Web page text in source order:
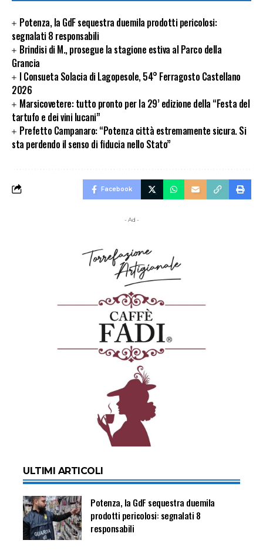
Potenza, la GdF sequestra duemila prodotti pericolosi:
segnalati 8 responsabili
Brindisi di M., prosegue la stagione estiva al Parco della
Grancia
I Consueta Solacia di Lagopesole, 54° Ferragosto Castellano
2026
Marsicovetere: tutto pronto per la 29’ edizione della “Festa del
tartufo e dei vini lucani”
Prefetto Campanaro: “Potenza città estremamente sicura. Si
sta perdendo il senso di fiducia nello Stato”
Facebook
- Ad -
ULTIMI ARTICOLI
Potenza, la GdF sequestra duemila
prodotti pericolosi: segnalati 8
responsabili